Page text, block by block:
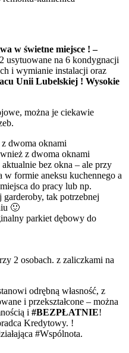
w świetne miejsce ! –
usytuowane na 6 kondygnacji
i wymianie instalacji oraz
Unii Lubelskiej ! Wysokie
można je ciekawie
dwoma oknami
z dwoma oknami
aktualnie bez okna – ale przy
w formie aneksu kuchennego a
do pracy lub np.
tak potrzebnej
🙂
parkiet dębowy do
2 osobach. z zaliczkami na
odrębną własność, z
i przekształcone – można
i #BEZPŁATNIE!
Kredytowy. !
#Wspólnota.